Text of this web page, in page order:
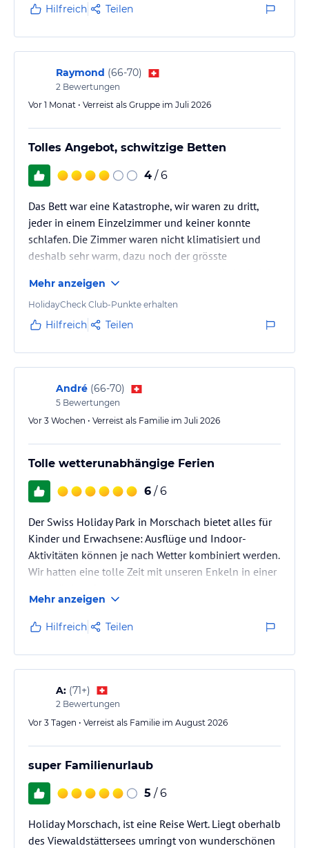
kann man die wunderbare Gegend auch mal ohne Auto entdecken.
ohne Gewähr und ohne Prüfung durch HolidayCheck. Bitte
lies vor der Buchung die verbindlichen
jeweiligen Veranstalters.
Hilfreich Teilen
Raymond (66-70)
2 Bewertungen
Vor 1 Monat • Verreist als Gruppe im Juli 2026
Tolles Angebot, schwitzige Betten
4 / 6
Das Bett war eine Katastrophe, wir waren zu dritt,
jeder in einem Einzelzimmer und keiner konnte
schlafen. Die Zimmer waren nicht klimatisiert und
deshalb sehr warm, dazu noch der grösste
dies infolge der plastifizierten Moltons unter dem
Leintuch. Wenn ich fast 600.-- für eine Nacht und 3
Zimmer zahle, möchten ich und meine Kollegen auch
Kollegen infolge der schwitzigen Betten nicht
möglich. Das ist für mich…
Mehr anzeigen
HolidayCheck Club-Punkte erhalten
Hilfreich Teilen
André (66-70)
5 Bewertungen
Vor 3 Wochen • Verreist als Familie im Juli 2026
Tolle wetterunabhängige Ferien
6 / 6
Der Swiss Holiday Park in Morschach bietet alles für
Kinder und Erwachsene: Ausflüge und Indoor-
Aktivitäten können je nach Wetter kombiniert werden.
Wir hatten eine tolle Zeit mit unseren Enkeln in einer
Mehr anzeigen
Hilfreich Teilen
A: (71+)
2 Bewertungen
Vor 3 Tagen • Verreist als Familie im August 2026
super Familienurlaub
5 / 6
Holiday Morschach, ist eine Reise Wert. Liegt oberhalb
des Viewaldstättersees umringt von wunderschönen